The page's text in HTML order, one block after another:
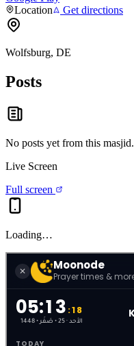
Location
Get directions
Wolfsburg, DE
Posts
No posts yet from this masjid.
Live Screen
Full screen
Loading…